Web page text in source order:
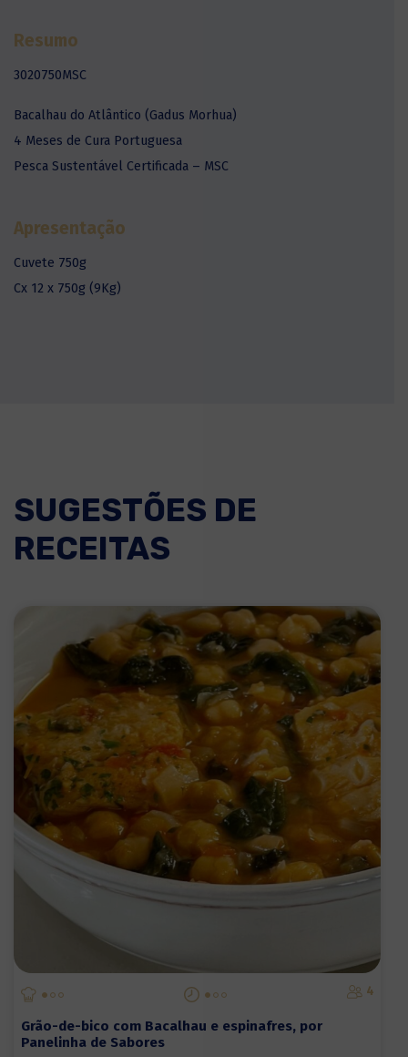
Resumo
3020750MSC
Bacalhau do Atlântico (Gadus Morhua)
4 Meses de Cura Portuguesa
Pesca Sustentável Certificada – MSC
Apresentação
Cuvete 750g
Cx 12 x 750g (9Kg)
SUGESTÕES DE
RECEITAS
4
Grão-de-bico com Bacalhau e espinafres, por
Panelinha de Sabores